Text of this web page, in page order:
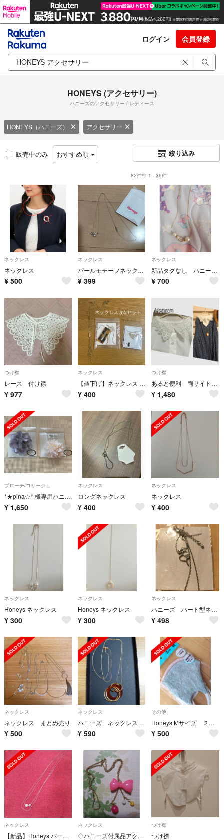
ログイン 会員登録
HONEYS (アクセサリー)
ハニーズのアクセサリー / レディース
HONEYS（ハニーズ） アクセサリー
販売中のみ おすすめ順 絞り込み
82件中 1 - 36件
ネックレス
ネックレス
¥ 500
ネックレス
パールモチーフネックレス ハニーズ 新品
¥ 399
ネックレス
新品タグなし ハニーズ パール ネックレス
¥ 700
つけ襟
レース 付け襟
¥ 977
ネックレス
【値下げ】ネックレス 3点セット 1000円→400円
¥ 400
つけ襟
あると便利 両サイドストラップでズレにくい!レース付け襟◆Honeys◆
¥ 1,480
ブローチ/コサージュ
*★pina☆*.様専用ハニーズ コサージュセット
¥ 1,650
ネックレス
ロングネックレス
¥ 400
ネックレス
ネックレス
¥ 400
ネックレス
Honeys ネックレス
¥ 300
ネックレス
Honeys ネックレス
¥ 300
ネックレス
ハニーズ ハート型ネックレス
¥ 498
ネックレス
ネックレス まとめ売り
¥ 500
ネックレス
ハニーズ ネックレス ゴールド レディース
¥ 590
その他
Honeys Mサイズ ２枚セット
¥ 500
ネックレス
【新品】Honeys パール&ジルコニアロング2連ネックレス シルバー
ネックレス
◇ハニーズ付属品アクセサリー◇
つけ襟
つけ襟